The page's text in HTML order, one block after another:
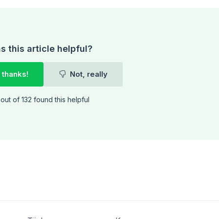
this article helpful?
Not, really
of 132 found this helpful